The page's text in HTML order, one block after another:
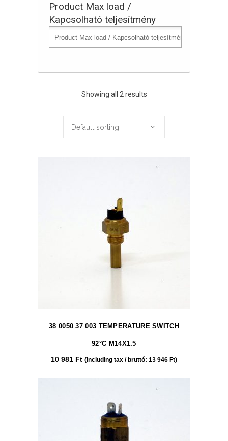
Product Max load /
Kapcsolható teljesítmény
Showing all 2 results
Default sorting
38 0050 37 003 TEMPERATURE SWITCH
92°C M14X1.5
10 981 Ft (including tax / bruttó: 13 946 Ft)